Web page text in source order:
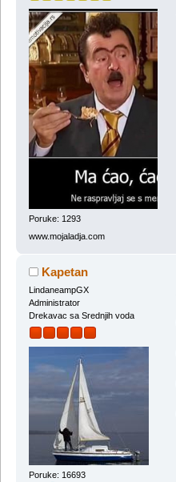
Poruke: 1293
www.mojaladja.com
Kapetan
LindaneampGX
Administrator
Drekavac sa Srednjih voda
Poruke: 16693